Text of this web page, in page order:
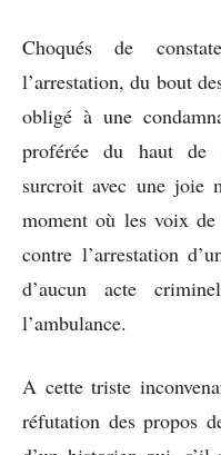
Choqués de
l’arrestation, du bout
obligé à une
proférée du haut de
surcroit avec une joie
moment où les voix de
contre l’arrestation
d’aucun acte
l’ambulance.
A cette triste
réfutation des propos